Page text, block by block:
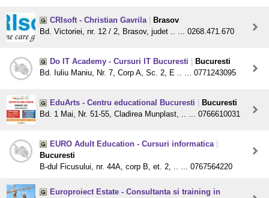
CRIsoft - Christian Gavrila
Brasov
Bd. Victoriei, nr. 12 / 2, Brasov, judet .. ... 0268.471.670
Do IT Academy - Cursuri IT Bucuresti
Bucuresti
Bd. Iuliu Maniu, Nr. 7, Corp A, Sc. 2, E .. ... 0771243095
EduArts - Centru educational Bucuresti
Bucuresti
Bd. 1 Mai, Nr. 51-55, Cladirea Munplast, .. ... 0766610031
EURO Adult Education - Cursuri informatica
Bucuresti
B-dul Ficusului, nr. 44A, corp B, et. 2, .. ... 0767564220
Europroiect Estate - Consultanta si training in